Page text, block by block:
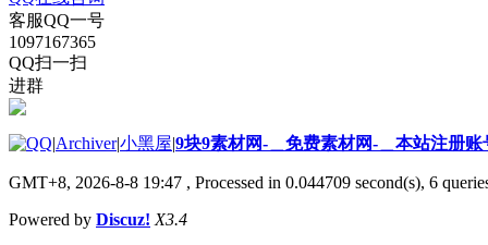
客服QQ一号
1097167365
QQ扫一扫
进群
|Archiver|小黑屋|9块9素材网-＿免费素材网-＿本站注册账
GMT+8, 2026-8-8 19:47 , Processed in 0.044709 second(s), 6
Powered by Discuz! X3.4